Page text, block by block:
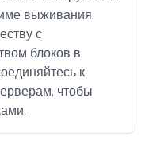
выживания.
с
блоков в
к
чтобы